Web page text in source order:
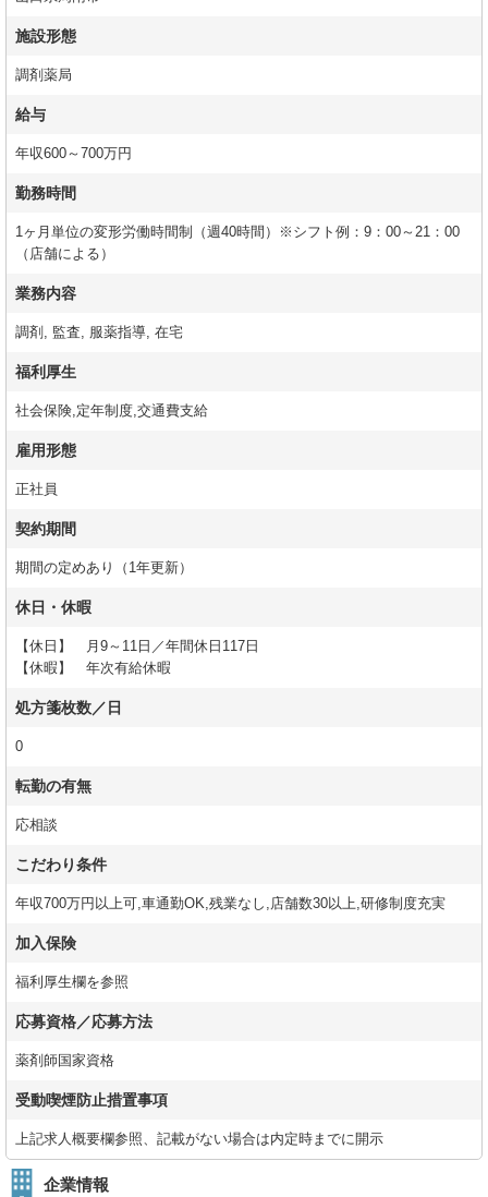
施設形態
調剤薬局
給与
年収600～700万円
勤務時間
1ヶ月単位の変形労働時間制（週40時間）※シフト例：9：00～21：00
（店舗による）
業務内容
調剤, 監査, 服薬指導, 在宅
福利厚生
社会保険,定年制度,交通費支給
雇用形態
正社員
契約期間
期間の定めあり（1年更新）
休日・休暇
【休日】 月9～11日／年間休日117日
【休暇】 年次有給休暇
処方箋枚数／日
0
転勤の有無
応相談
こだわり条件
年収700万円以上可,車通勤OK,残業なし,店舗数30以上,研修制度充実
加入保険
福利厚生欄を参照
応募資格／応募方法
薬剤師国家資格
受動喫煙防止措置事項
上記求人概要欄参照、記載がない場合は内定時までに開示
企業情報